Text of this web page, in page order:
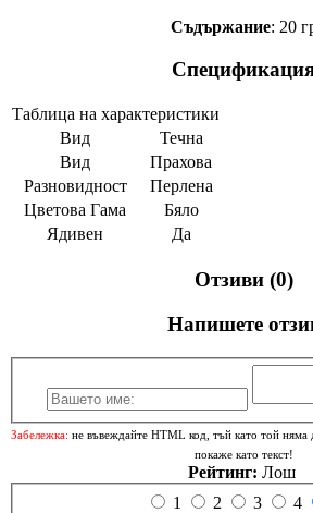
Съдържание: 20
Таблица на характеристики
Вид
Течна
Вид
Прахова
Разновидност
Перлена
Цветова Гама
Бяло
Ядивен
Да
Отзиви (0)
Напишете
Забележка: не въвеждайте HTML код, тъй като той няма
покаже като текст!
Рейтинг: Лош
1
2 3 4